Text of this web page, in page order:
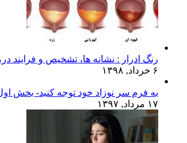
رنگ ادرار : نشانه ها، تشخیص و فرایند
۶ خرداد, ۱۳۹۸
به فرم سر نوزاد خود توجه کنید- بخش
۱۷ مرداد, ۱۳۹۷